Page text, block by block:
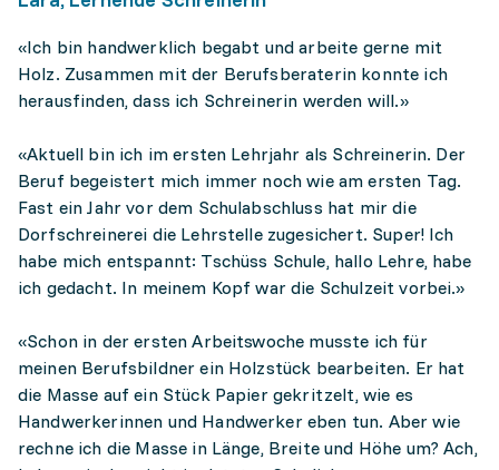
«Ich bin handwerklich begabt und arbeite gerne mit
Holz. Zusammen mit der Berufsberaterin konnte ich
herausfinden, dass ich Schreinerin werden will.»
«Aktuell bin ich im ersten Lehrjahr als Schreinerin. Der
Beruf begeistert mich immer noch wie am ersten Tag.
Fast ein Jahr vor dem Schulabschluss hat mir die
Dorfschreinerei die Lehrstelle zugesichert. Super! Ich
habe mich entspannt: Tschüss Schule, hallo Lehre, habe
ich gedacht. In meinem Kopf war die Schulzeit vorbei.»
«Schon in der ersten Arbeitswoche musste ich für
meinen Berufsbildner ein Holzstück bearbeiten. Er hat
die Masse auf ein Stück Papier gekritzelt, wie es
Handwerkerinnen und Handwerker eben tun. Aber wie
rechne ich die Masse in Länge, Breite und Höhe um? Ach,